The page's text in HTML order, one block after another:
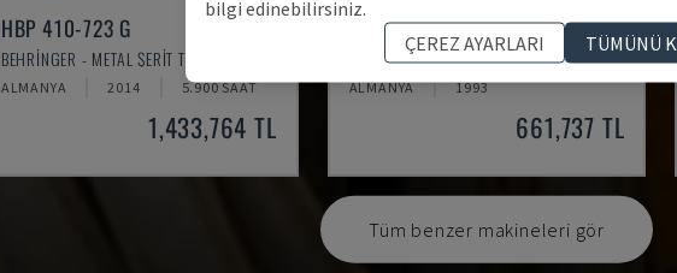
HBP 410-723 G
BEHRINGER - METAL ŞERIT TESTERE
ALMANYA 2014 5.900 SAAT
1,433,764 TL
2MF/AUT 800 X 800 2C
FRIGGI - METAL ŞERIT TESTERE
ALMANYA 1993
661,737 TL
Tüm benzer makineleri gör
bilgi edinebilirsiniz.
ÇEREZ AYARLARI
TÜMÜNÜ